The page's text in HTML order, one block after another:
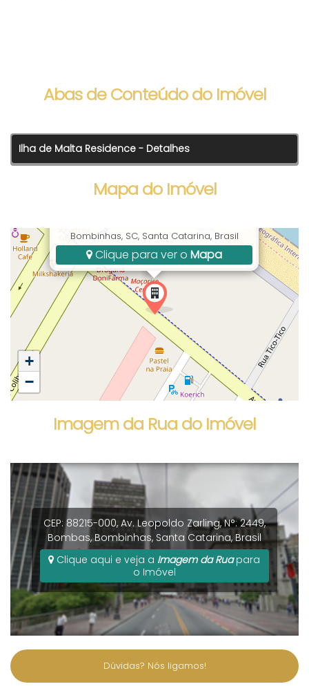
Abas de Conteúdo do Imóvel
Ilha de Malta Residence - Detalhes
Mapa do Imóvel
Bombinhas, SC, Santa Catarina, Brasil
Clique para ver o Mapa
+
−
Imagem da Rua do Imóvel
CEP: 88215-000, Av. Leopoldo Zarling,N°:2449,
Bombas,Bombinhas, Santa Catarina,Brasil
Clique aqui e veja a Imagem da Ruapara
o Imóvel
Dúvidas? Nós ligamos!